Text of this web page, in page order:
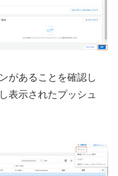
があることを確認し
表示されたプッシュ